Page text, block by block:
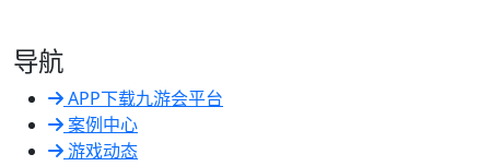
导航
APP下载九游会平台
案例中心
游戏动态